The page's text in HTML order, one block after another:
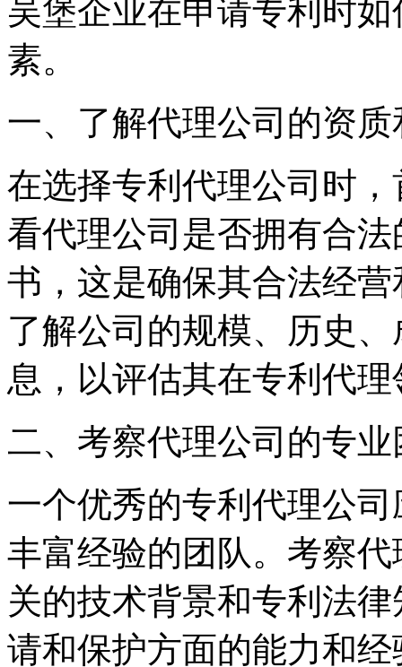
吴堡企业在申请专利时
素。
一、了解代理公司的资质
在选择专利代理公司时
看代理公司是否拥有合
书，这是确保其合法经
了解公司的规模、历史
息，以评估其在专利代
二、考察代理公司的专业
一个优秀的专利代理公
丰富经验的团队。考察
关的技术背景和专利法
请和保护方面的能力和